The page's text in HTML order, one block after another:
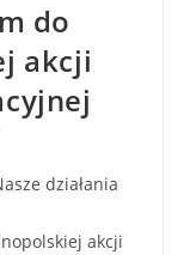
do
akcji
działania
akcji